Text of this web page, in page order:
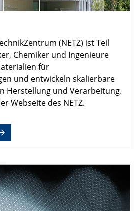
(NETZ) ist Teil
Chemiker und Ingenieure
für
und entwickeln skalierbare
Herstellung und Verarbeitung.
Webseite des NETZ.